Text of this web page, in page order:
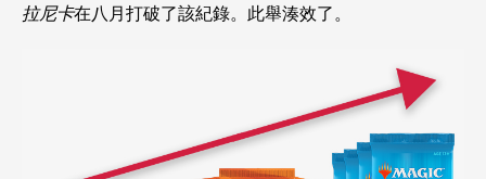
拉尼卡在八月打破了該紀錄。此舉湊效了。